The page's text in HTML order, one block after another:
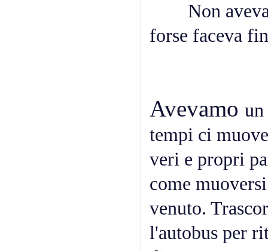
Non aveva
forse faceva
Avevamo un
tempi ci
veri e propri
come
venuto.
l'autobus per